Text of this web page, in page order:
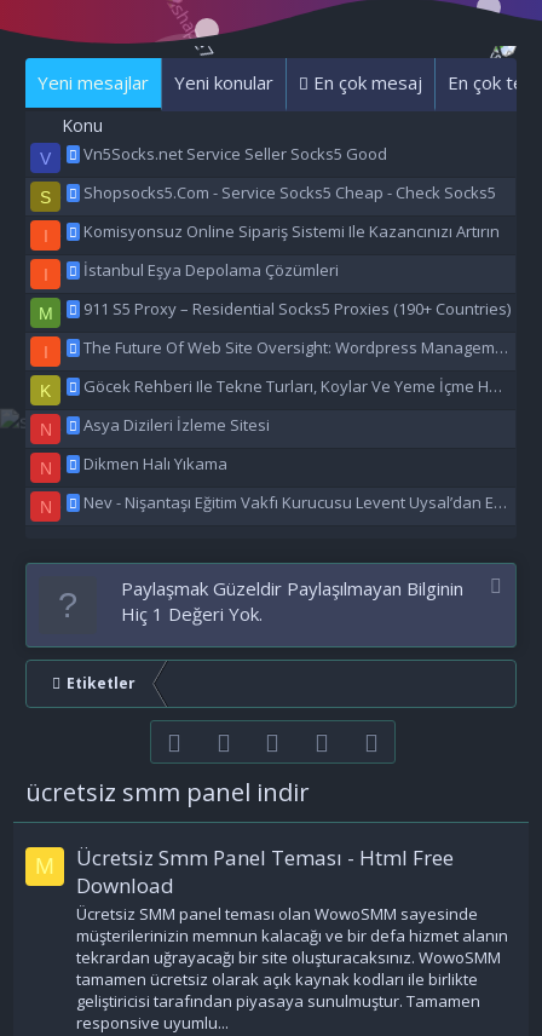
Yeni mesajlar Yeni konular En çok mesaj En çok
Konu
V Vn5Socks.net Service Seller Socks5 Good
S Shopsocks5.Com - Service Socks5 Cheap - Check Socks5
I Komisyonsuz Online Sipariş Sistemi Ile Kazancınızı Artırın
I İstanbul Eşya Depolama Çözümleri
M 911 S5 Proxy – Residential Socks5 Proxies (190+ Countries)
I The Future Of Web Site Oversight: Wordpress Management Aı
K Göcek Rehberi Ile Tekne Turları, Koylar Ve Yeme İçme Hakkında Eşsiz Bilgiler
N Asya Dizileri İzleme Sitesi
N Dikmen Halı Yıkama
N Nev - Nişantaşı Eğitim Vakfı Kurucusu Levent Uysal’dan Eğitime Büyük Destek
Paylaşmak Güzeldir Paylaşılmayan Bilginin
Hiç 1 Değeri Yok.
Etiketler
FacebookTwitter youtubeBize ulaşın
ücretsiz smm panel indir
M
Ücretsiz Smm Panel Teması - Html Free
Download
Ücretsiz SMM panel teması olan WowoSMM sayesinde
müşterilerinizin memnun kalacağı ve bir defa hizmet alanın
tekrardan uğrayacağı bir site oluşturacaksınız. WowoSMM
tamamen ücretsiz olarak açık kaynak kodları ile birlikte
geliştiricisi tarafından piyasaya sunulmuştur. Tamamen
responsive uyumlu...